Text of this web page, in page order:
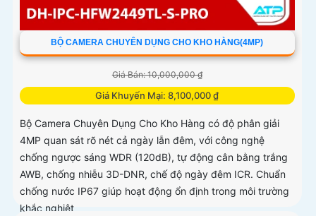
BỘ CAMERA CHUYÊN DỤNG CHO KHO HÀNG(4MP)
Giá Bán: 10,000,000 ₫
Giá Khuyến Mại: 8,100,000 ₫
Bộ Camera Chuyên Dụng Cho Kho Hàng có độ phân giải
4MP quan sát rõ nét cả ngày lẫn đêm, với công nghệ
chống ngược sáng WDR (120dB), tự động cân bằng trắng
AWB, chống nhiễu 3D-DNR, chế độ ngày đêm ICR. Chuẩn
chống nước IP67 giúp hoạt động ổn định trong môi trường
khắc nghiệt